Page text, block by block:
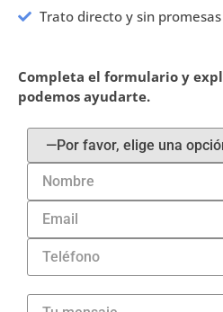
Trato directo y sin
Completa el formulario y
podemos ayudarte.